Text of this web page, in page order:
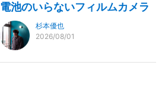
電池のいらないフィルムカメラ
杉本優也
2026/08/01